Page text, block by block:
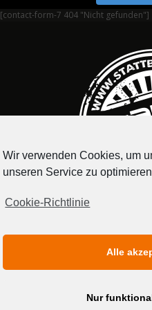
[contact-form-7 404 "Nicht gefunden"]
Wir verwenden Cookies, um
unseren Service zu
Cookie-Richtlinie
Alle
Nur